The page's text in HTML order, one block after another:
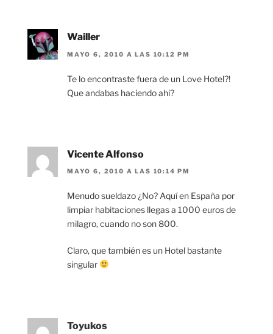
Wailler
MAYO 6, 2010 A LAS 10:12 PM
Te lo encontraste fuera de un Love Hotel?!
Que andabas haciendo ahi?
Vicente Alfonso
MAYO 6, 2010 A LAS 10:14 PM
Menudo sueldazo ¿No? Aquí en España por
limpiar habitaciones llegas a 1000 euros de
milagro, cuando no son 800.
Claro, que también es un Hotel bastante
singular
Toyukos